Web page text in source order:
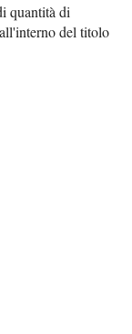
quantità di
del titolo